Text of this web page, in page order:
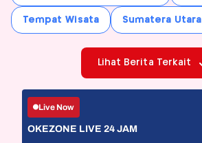
Tempat Wisata Sumatera Utara
Lihat Berita Terkait
Live Now
OKEZONE LIVE 24 JAM